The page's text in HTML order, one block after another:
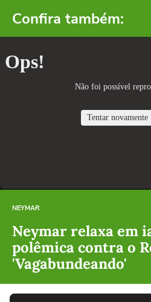
Confira também:
NEYMAR
Neymar relaxa em
polêmica contra o
'Vagabundeando'